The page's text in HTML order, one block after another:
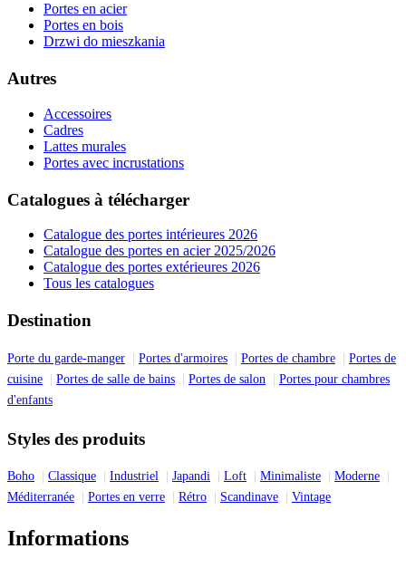
Portes en acier
Portes en bois
Drzwi do mieszkania
Autres
Accessoires
Cadres
Lattes murales
Portes avec incrustations
Catalogues à télécharger
Catalogue des portes intérieures 2026
Catalogue des portes en acier 2025/2026
Catalogue des portes extérieures 2026
Tous les catalogues
Destination
Porte du garde-manger Portes d'armoires Portes de chambre
Portes de
cuisine
Portes de salle de bains Portes de salon
Portes pour chambres
d'enfants
Styles des produits
Boho Classique Industriel Japandi Loft Minimaliste
Moderne
Méditerranée
Portes en verre Rétro Scandinave Vintage
Informations